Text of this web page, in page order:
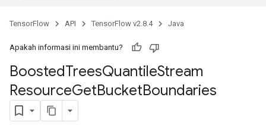
TensorFlow API TensorFlow v2.8.4 Java
Apakah informasi ini membantu?
BoostedTreesQuantileStream
ResourceGetBucketBoundaries